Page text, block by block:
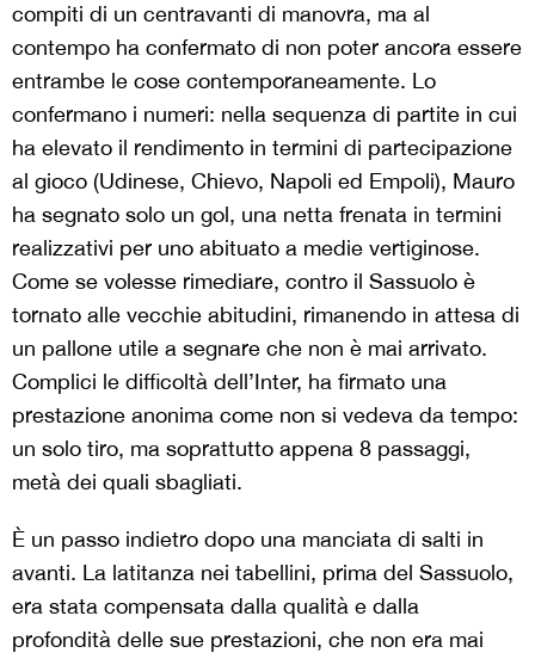
compiti di un centravanti di manovra, ma al
contempo ha confermato di non poter ancora essere
entrambe le cose contemporaneamente. Lo
confermano i numeri: nella sequenza di partite in cui
ha elevato il rendimento in termini di partecipazione
al gioco (Udinese, Chievo, Napoli ed Empoli), Mauro
ha segnato solo un gol, una netta frenata in termini
realizzativi per uno abituato a medie vertiginose.
Come se volesse rimediare, contro il Sassuolo è
tornato alle vecchie abitudini, rimanendo in attesa di
un pallone utile a segnare che non è mai arrivato.
Complici le difficoltà dell’Inter, ha firmato una
prestazione anonima come non si vedeva da tempo:
un solo tiro, ma soprattutto appena 8 passaggi,
metà dei quali sbagliati.
È un passo indietro dopo una manciata di salti in
avanti. La latitanza nei tabellini, prima del Sassuolo,
era stata compensata dalla qualità e dalla
profondità delle sue prestazioni, che non era mai